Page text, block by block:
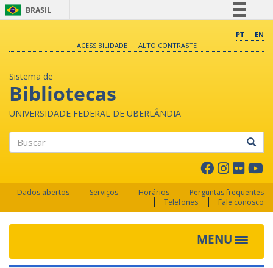
BRASIL
Comunica BR
PT
EN
ACESSIBILIDADE
ALTO CONTRASTE
Sistema de
Bibliotecas
UNIVERSIDADE FEDERAL DE UBERLÂNDIA
Dados abertos Serviços Horários
Perguntas frequentes
Telefones
Fale conosco
MENU Toggle